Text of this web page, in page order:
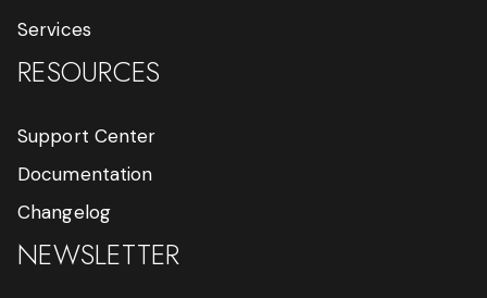
Services
RESOURCES
Support Center
Documentation
Changelog
NEWSLETTER